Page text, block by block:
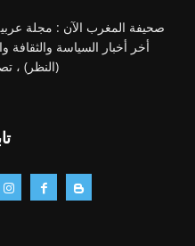
صحيفة المغرب الآن : مجلة
أخر أخبار السياسة
(النظر) ،